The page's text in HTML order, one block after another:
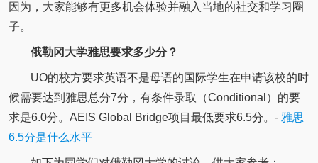
因为，大家能够有更多机会体验并融入当地的社交和学习圈
子。
俄勒冈大学雅思要求多少分？
UO的校方要求英语不是母语的国际学生在申请该校的时
候需要达到雅思总分7分，有条件录取（Conditional）的要
求是6.0分。AEIS Global Bridge项目最低要求6.5分。- 雅思
6.5分是什么水平